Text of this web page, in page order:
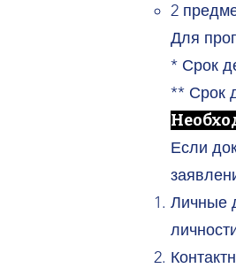
2
Для
* Срок
** Срок
Если
Личные